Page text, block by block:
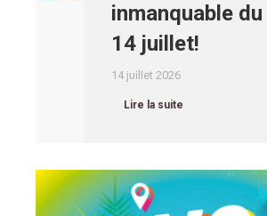
inmanquable du
14 juillet!
14 juillet 2026
Lire la suite